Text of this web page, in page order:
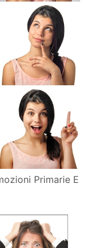
Primarie E